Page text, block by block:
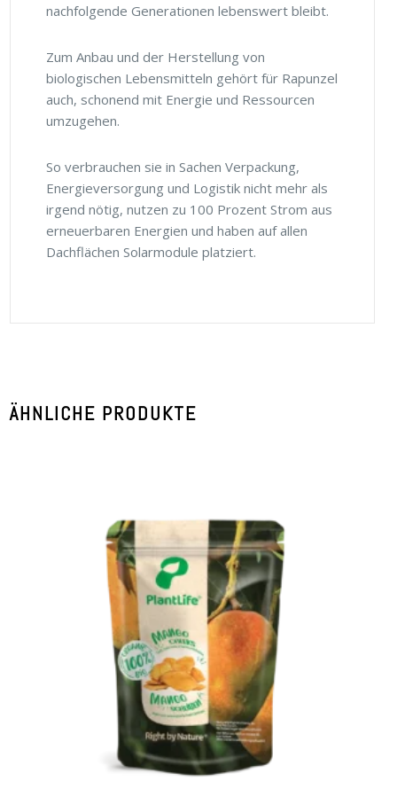
nachfolgende Generationen lebenswert bleibt.
Zum Anbau und der Herstellung von
biologischen Lebensmitteln gehört für Rapunzel
auch, schonend mit Energie und Ressourcen
umzugehen.
So verbrauchen sie in Sachen Verpackung,
Energieversorgung und Logistik nicht mehr als
irgend nötig, nutzen zu 100 Prozent Strom aus
erneuerbaren Energien und haben auf allen
Dachflächen Solarmodule platziert.
ÄHNLICHE PRODUKTE